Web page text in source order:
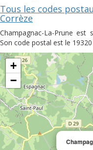
Tous les codes
Corrèze
Champagnac-La-Prune
Son code postal est le
+
−